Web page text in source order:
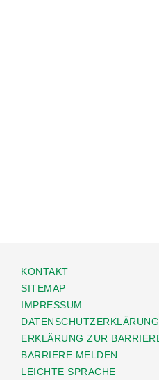
KONTAKT
SITEMAP
IMPRESSUM
DATENSCHUTZERKLÄRUNG
ERKLÄRUNG ZUR
BARRIERE MELDEN
LEICHTE SPRACHE